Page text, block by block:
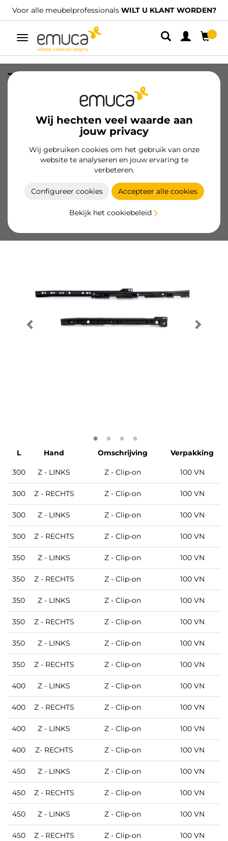
WILT U KLANT WORDEN? We hebben gespecialiseerde
Umschaltbare
Navigation
Wij hechten veel waarde aan
jouw privacy
Wij gebruiken cookies om het gebruik van onze
website te analyseren en jouw ervaring te
verbeteren.
Configureer cookies Accepteer alle cookies
Bekijk het cookiebeleid
T30M Ladegeleider, machinaal
gemonteerd, lengte 350mm, C - LINKS,
Staal, Zwart gelakt
4394714 / EAN 8432393263021
Essentiële producten
Klant worden
Productspecificatie
L Hand Omschrijving Verpakking
300 Z - LINKS Z - Clip-on 100 VN
300 Z - RECHTS Z - Clip-on 100 VN
300 Z - LINKS Z - Clip-on 100 VN
300 Z - RECHTS Z - Clip-on 100 VN
350 Z - LINKS Z - Clip-on 100 VN
350 Z - RECHTS Z - Clip-on 100 VN
350 Z - LINKS Z - Clip-on 100 VN
350 Z - RECHTS Z - Clip-on 100 VN
350 Z - LINKS Z - Clip-on 100 VN
350 Z - RECHTS Z - Clip-on 100 VN
400 Z - LINKS Z - Clip-on 100 VN
400 Z - RECHTS Z - Clip-on 100 VN
400 Z - LINKS Z - Clip-on 100 VN
400 Z- RECHTS Z - Clip-on 100 VN
450 Z - LINKS Z - Clip-on 100 VN
450 Z - RECHTS Z - Clip-on 100 VN
450 Z - LINKS Z - Clip-on 100 VN
450 Z - RECHTS Z - Clip-on 100 VN